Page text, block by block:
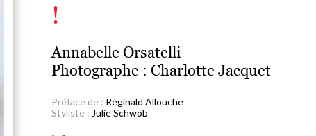
!
Annabelle Orsatelli
Photographe : Charlotte Jacquet
Préface de : Réginald Allouche
Styliste : Julie Schwob